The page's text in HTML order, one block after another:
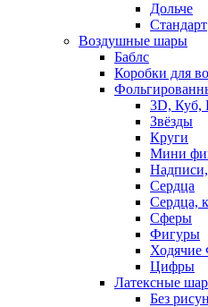
Дольче
Стандарт
Воздушные шары
Баблс
Коробки для
3D, Куб,
Звёзды
Круги
Мини
Сердца
Сердца,
Сферы
Фигуры
Цифры
Латексные
Без